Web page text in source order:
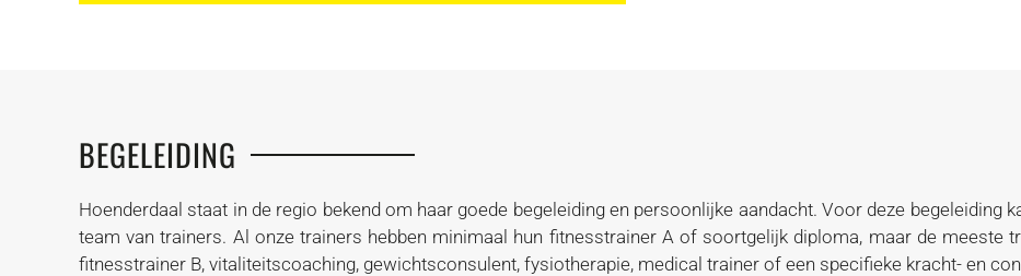
BEGELEIDING
Hoenderdaal staat in de regio bekend om haar goede begeleiding en persoonlijke aandacht. Voor deze begeleiding
team van trainers. Al onze trainers hebben minimaal hun fitnesstrainer A of soortgelijk diploma, maar de meeste
fitnesstrainer B, vitaliteitscoaching, gewichtsconsulent, fysiotherapie, medical trainer of een specifieke kracht- en